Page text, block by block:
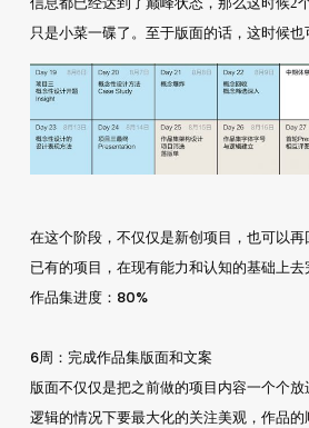
只是小菜一碟了。至于版面的话，这时候也
在这个阶段，不仅仅是新创项目，也可以
已有的项目，在现有能力和认知的基础上去
作品集进度：80%
6周 ：完成作品集版面和文案
版面不仅仅是把之前做的项目内容一个个
逻辑的情况下要最大化的关注美观，作品